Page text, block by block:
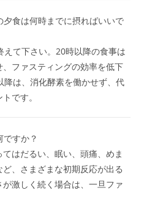
食は何時までに摂ればいいで
て下さい。20時以降の食事は
ファスティングの効率を低下
降は、消化酵素を働かせず、代
です。
すか？
はだるい、眠い、頭痛、めま
、さまざまな初期反応が出る
激しく続く場合は、一旦ファ